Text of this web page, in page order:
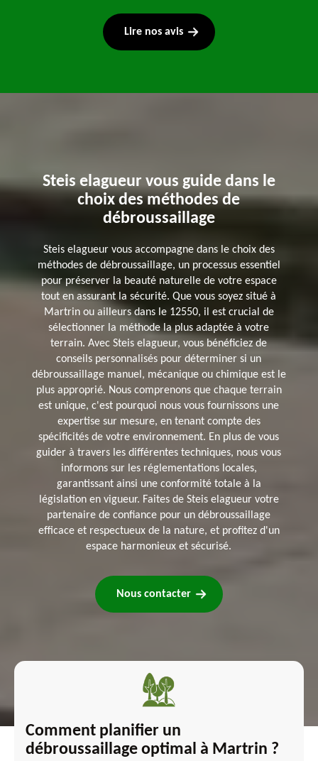
Lire nos avis
Steis elagueur vous guide dans le
choix des méthodes de
débroussaillage
Steis elagueur vous accompagne dans le choix des
méthodes de débroussaillage, un processus essentiel
pour préserver la beauté naturelle de votre espace
tout en assurant la sécurité. Que vous soyez situé à
Martrin ou ailleurs dans le 12550, il est crucial de
sélectionner la méthode la plus adaptée à votre
terrain. Avec Steis elagueur, vous bénéficiez de
conseils personnalisés pour déterminer si un
débroussaillage manuel, mécanique ou chimique est le
plus approprié. Nous comprenons que chaque terrain
est unique, c'est pourquoi nous vous fournissons une
expertise sur mesure, en tenant compte des
spécificités de votre environnement. En plus de vous
guider à travers les différentes techniques, nous vous
informons sur les réglementations locales,
garantissant ainsi une conformité totale à la
législation en vigueur. Faites de Steis elagueur votre
partenaire de confiance pour un débroussaillage
efficace et respectueux de la nature, et profitez d'un
espace harmonieux et sécurisé.
Nous contacter
Comment planifier un
débroussaillage optimal à Martrin ?